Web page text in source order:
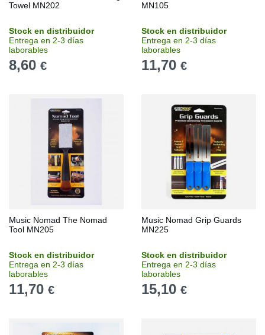
Towel MN202
Stock en distribuidor
Entrega en 2-3 días
laborables
8,60 €
MN105
Stock en distribuidor
Entrega en 2-3 días
laborables
11,70 €
Music Nomad The Nomad
Tool MN205
Stock en distribuidor
Entrega en 2-3 días
laborables
11,70 €
Music Nomad Grip Guards
MN225
Stock en distribuidor
Entrega en 2-3 días
laborables
15,10 €